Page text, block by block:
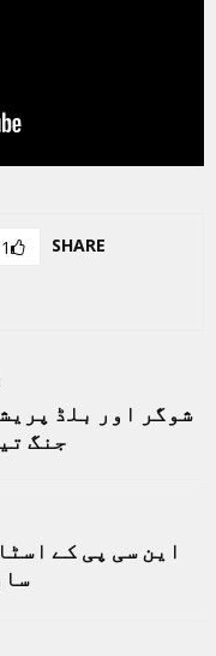
SHARE
1
شوگر اور بلڈ
جنگ
این سی پی کے